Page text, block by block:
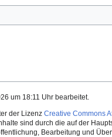
um 18:11 Uhr bearbeitet.
der Lizenz Creative Commons
sind durch die auf der
Bearbeitung und